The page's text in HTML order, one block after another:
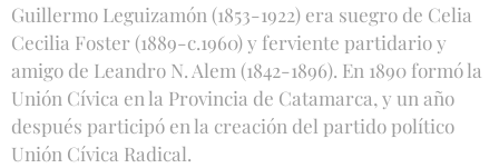
Guillermo Leguizamón (1853-1922) era suegro de Celia
Cecilia Foster (1889-c.1960) y ferviente partidario y
amigo de Leandro N. Alem (1842-1896). En 1890 formó la
Unión Cívica en la Provincia de Catamarca, y un año
después participó en la creación del partido político
Unión Cívica Radical.